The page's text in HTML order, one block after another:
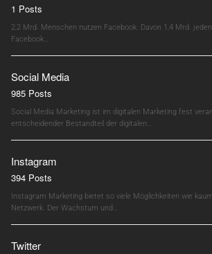
1 Posts
2,2 Mrd. Menschen nutzen Facebook. Davon 1,4 Mrd.
Facebook…
Social Media
985 Posts
Social Media Marketing ist im digitalen Marketing fest
entscheidender Bestandteil der digitalen…
Instagram
394 Posts
Instagram Marketing bietet so viele Möglichkeiten wie
Netzwerk. Der Wachstum und…
Twitter